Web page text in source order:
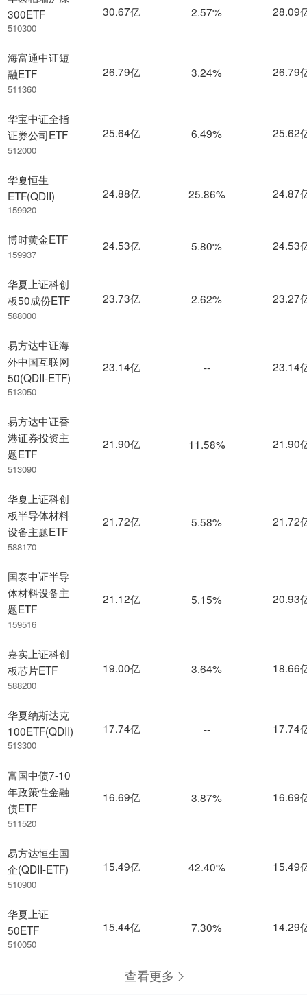
300ETF
510300
海富通中证短
融ETF
511360
华宝中证全指
证券公司ETF
512000
华夏恒生
ETF(QDII)
159920
博时黄金ETF
159937
华夏上证科创
板50成份ETF
588000
易方达中证海
外中国互联网
50(QDII-ETF)
513050
易方达中证香
港证券投资主
题ETF
513090
华夏上证科创
板半导体材料
设备主题ETF
588170
国泰中证半导
体材料设备主
题ETF
159516
嘉实上证科创
板芯片ETF
588200
华夏纳斯达克
100ETF(QDII)
513300
富国中债7-10
年政策性金融
债ETF
511520
易方达恒生国
企(QDII-ETF)
510900
华夏上证
50ETF
510050
30.67亿 2.57% 28.09
26.79亿 3.24% 26.79
25.64亿 6.49% 25.62
24.88亿 25.86% 24.87
24.53亿 5.80% 24.53
23.73亿 2.62% 23.27
23.14亿 -- 23.14
21.90亿 11.58% 21.90
21.72亿 5.58% 21.72
21.12亿 5.15% 20.93
19.00亿 3.64% 18.66
17.74亿 -- 17.74
16.69亿 3.87% 16.69
15.49亿 42.40% 15.49
15.44亿 7.30% 14.29
查看更多